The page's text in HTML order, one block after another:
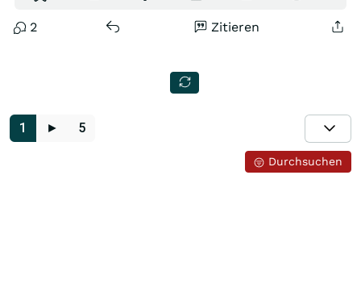
2 Zitieren
1 ► 5
Durchsuchen